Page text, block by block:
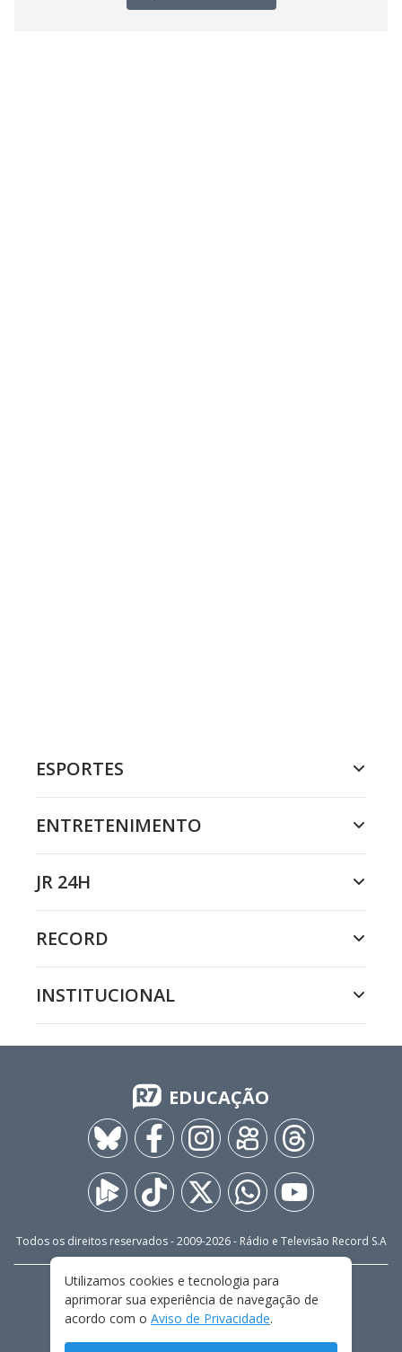
ESPORTES
ENTRETENIMENTO
JR 24H
RECORD
INSTITUCIONAL
EDUCAÇÃO
Todos os direitos reservados - 2009-2026- Rádio e Televisão Record S.A
FALE CONOSCO
PRIVACIDADE
TERMOS E CONDIÇÕES DE USO
Utilizamos cookies e tecnologia para
aprimorar sua experiência de navegação de
acordo com o Aviso de Privacidade.